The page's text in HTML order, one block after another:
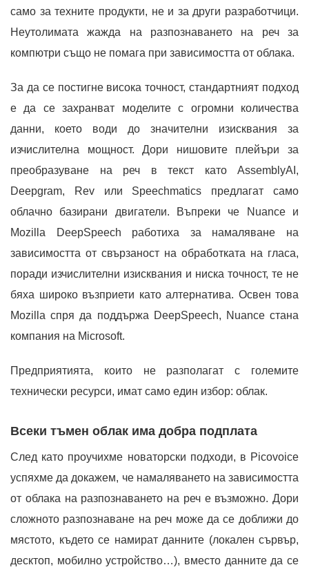
само за техните продукти, не и за други разработчици.
Неутолимата жажда на разпознаването на реч за
компютри също не помага при зависимостта от облака.
За да се постигне висока точност, стандартният подход
е да се захранват моделите с огромни количества
данни, което води до значителни изисквания за
изчислителна мощност. Дори нишовите плейъри за
преобразуване на реч в текст като AssemblyAI,
Deepgram, Rev или Speechmatics предлагат само
облачно базирани двигатели. Въпреки че Nuance и
Mozilla DeepSpeech работиха за намаляване на
зависимостта от свързаност на обработката на гласа,
поради изчислителни изисквания и ниска точност, те не
бяха широко възприети като алтернатива. Освен това
Mozilla спря да поддържа DeepSpeech, Nuance стана
компания на Microsoft.
Предприятията, които не разполагат с големите
технически ресурси, имат само един избор: облак.
Всеки тъмен облак има добра подплата
След като проучихме новаторски подходи, в Picovoice
успяхме да докажем, че намаляването на зависимостта
от облака на разпознаването на реч е възможно. Дори
сложното разпознаване на реч може да се доближи до
мястото, където се намират данните (локален сървър,
десктоп, мобилно устройство…), вместо данните да се